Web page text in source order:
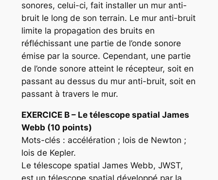
sonores, celui-ci, fait installer un mur anti-
bruit le long de son terrain. Le mur anti-bruit
limite la propagation des bruits en
réfléchissant une partie de l’onde sonore
émise par la source. Cependant, une partie
de l’onde sonore atteint le récepteur, soit en
passant au dessus du mur anti-bruit, soit en
passant à travers le mur.
EXERCICE B – Le télescope spatial James
Webb (10 points)
Mots-clés : accélération ; lois de Newton ;
lois de Kepler.
Le télescope spatial James Webb, JWST,